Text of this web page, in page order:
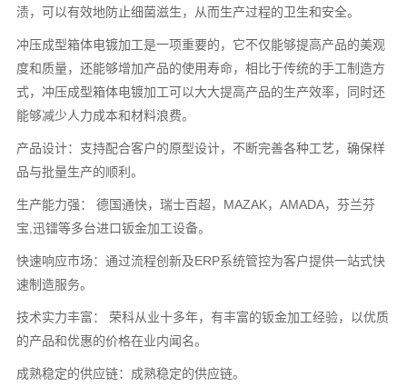
渍，可以有效地防止细菌滋生，从而生产过程的卫生和安全。
冲压成型箱体电镀加工是一项重要的，它不仅能够提高产品的美观
度和质量，还能够增加产品的使用寿命，相比于传统的手工制造方
式，冲压成型箱体电镀加工可以大大提高产品的生产效率，同时还
能够减少人力成本和材料浪费。
产品设计：支持配合客户的原型设计，不断完善各种工艺，确保样
品与批量生产的顺利。
生产能力强： 德国通快，瑞士百超，MAZAK，AMADA，芬兰芬
宝,迅镭等多台进口钣金加工设备。
快速响应市场：通过流程创新及ERP系统管控为客户提供一站式快
速制造服务。
技术实力丰富： 荣科从业十多年，有丰富的钣金加工经验，以优质
的产品和优惠的价格在业内闻名。
成熟稳定的供应链：成熟稳定的供应链。